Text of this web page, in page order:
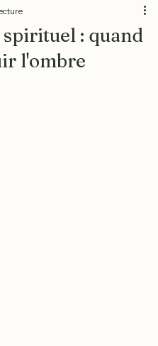
: quand
l'ombre